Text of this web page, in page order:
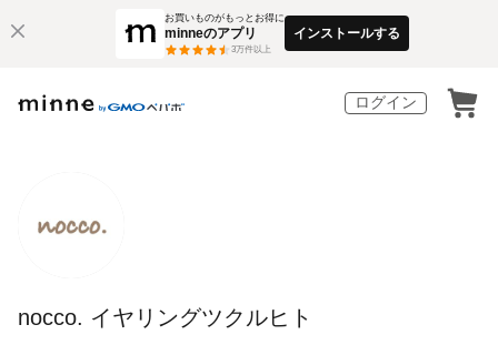
お買いものがもっとお得に
minneのアプリ
3万件以上
インストールする
ログイン
nocco. イヤリングツクルヒト